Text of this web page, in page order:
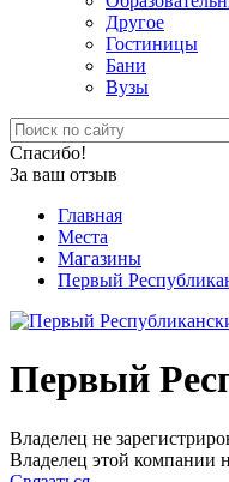
Другое
Гостиницы
Бани
Вузы
Спасибо!
За ваш отзыв
Главная
Места
Магазины
Первый
Первый
Владелец не
Владелец этой компании